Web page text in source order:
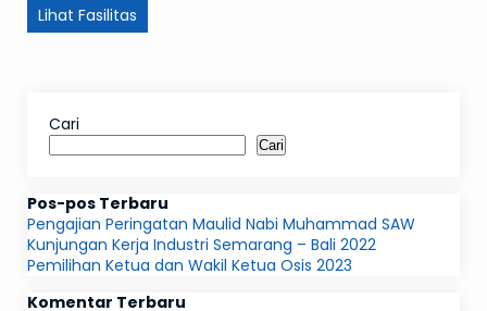
Lihat Fasilitas
Cari
Cari
Pos-pos Terbaru
Pengajian Peringatan Maulid Nabi Muhammad SAW
Kunjungan Kerja Industri Semarang – Bali 2022
Pemilihan Ketua dan Wakil Ketua Osis 2023
Komentar Terbaru